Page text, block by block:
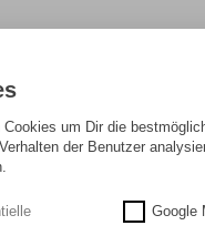
Cookies um Dir die
der Benutzer
Google